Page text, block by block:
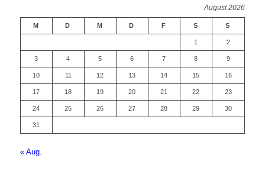
August 2026
M D M D F S S
1 2
3 4 5 6 7 8 9
10 11 12 13 14 15 16
17 18 19 20 21 22 23
24 25 26 27 28 29 30
31
« Aug.